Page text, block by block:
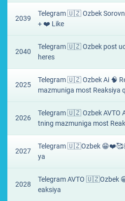
2039
Telegram 🇺🇿 Ozbek
+ ❤️ Like
2040
Telegram 🇺🇿 Ozbek post
heres
2025
Telegram 🇺🇿 Ozbek Ai 🧠
mazmuniga most Reaksiya
2026
Telegram 🇺🇿 Ozbek AVTO
tning mazmuniga most
2027
Telegram 🇺🇿Ozbek
ya
2028
Telegram AVTO 🇺🇿Ozbek
eaksiya